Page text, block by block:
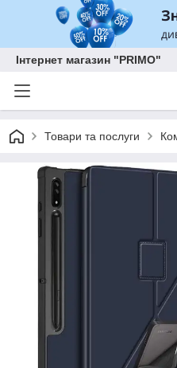
Інтернет магазин "PRIMO"
Товари та послуги